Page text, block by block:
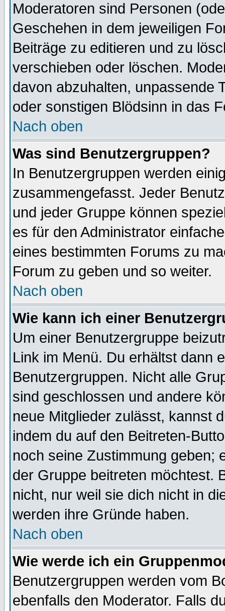
Moderatoren sind Personen
Geschehen in dem jeweiligen
Beiträge zu editieren und zu
verschieben oder löschen.
davon abzuhalten, unpassende
oder sonstigen Blödsinn in das
Nach oben
Was sind Benutzergruppen?
In Benutzergruppen werden
zusammengefasst. Jeder
und jeder Gruppe können
es für den Administrator
eines bestimmten Forums zu
Forum zu geben und so weiter.
Nach oben
Wie kann ich einer
Um einer Benutzergruppe
Link im Menü. Du erhältst dann
Benutzergruppen. Nicht alle
sind geschlossen und andere
neue Mitglieder zulässt, kannst
indem du auf den Beitreten-
noch seine Zustimmung geben;
der Gruppe beitreten möchtest.
nicht, nur weil sie dich nicht in
werden ihre Gründe haben.
Nach oben
Wie werde ich ein
Benutzergruppen werden vom
ebenfalls den Moderator. Falls